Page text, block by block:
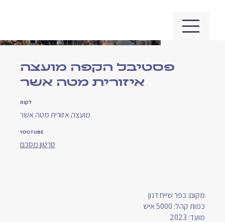
פסטיבל הקפה מועצה
איזורית מטה אשר
לקוח
מועצה אזורית מטה אשר
YOUTUBE
סרטון מסכם
מקום: כפר שייח דנון
כמות קהל: 5000 איש
מועד: 2023